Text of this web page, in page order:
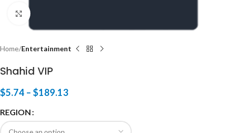
Click to enlarge
Home Entertainment
Shahid VIP
$5.74 – $189.13
REGION